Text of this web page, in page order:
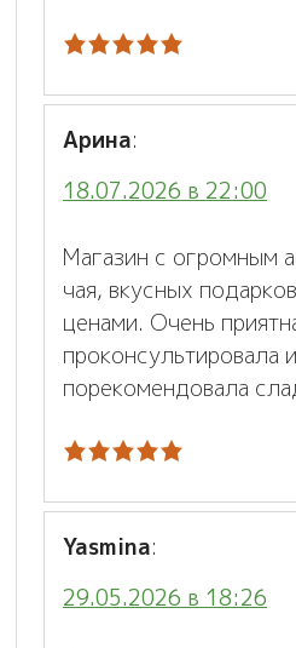
Арина:
18.07.2026 в 22:00
Магазин с огромным
чая, вкусных
ценами. Очень
проконсультировала и
порекомендовала
Yasmina:
29.05.2026 в 18:26